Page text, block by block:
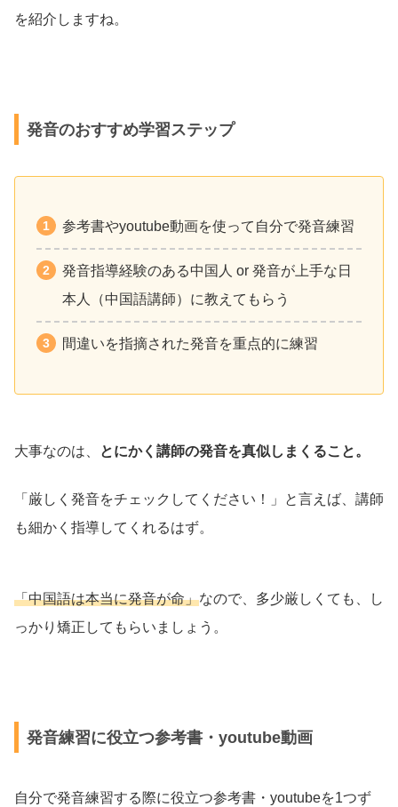
を紹介しますね。
発音のおすすめ学習ステップ
参考書やyoutube動画を使って自分で発音練習
発音指導経験のある中国人 or 発音が上手な日
本人（中国語講師）に教えてもらう
間違いを指摘された発音を重点的に練習
大事なのは、 とにかく講師の発音を真似しまくること。
「厳しく発音をチェックしてください！」と言えば、講師
も細かく指導してくれるはず。
「中国語は本当に発音が命」なので、多少厳しくても、し
っかり矯正してもらいましょう。
発音練習に役立つ参考書・youtube動画
自分で発音練習する際に役立つ参考書・youtubeを1つず